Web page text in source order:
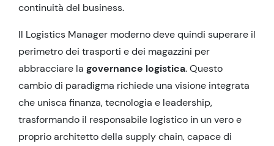
continuità del business.
Il Logistics Manager moderno deve quindi superare il
perimetro dei trasporti e dei magazzini per
abbracciare la governance logistica. Questo
cambio di paradigma richiede una visione integrata
che unisca finanza, tecnologia e leadership,
trasformando il responsabile logistico in un vero e
proprio architetto della supply chain, capace di